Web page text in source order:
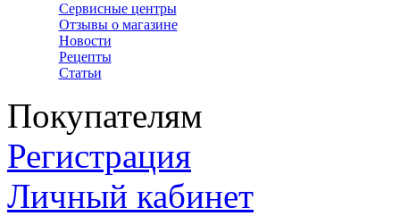
Сервисные центры
Отзывы о магазине
Новости
Рецепты
Статьи
Покупателям
Регистрация
Личный кабинет